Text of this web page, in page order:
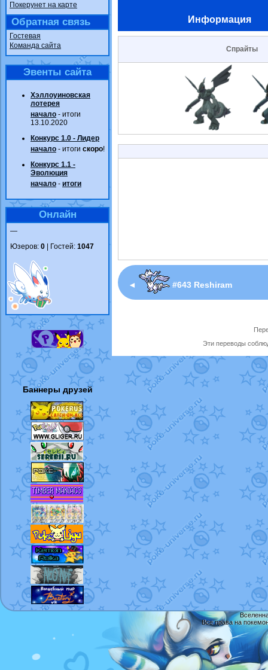
Покерунет на карте
Обратная связь
Гостевая
Команда сайта
Эвенты сайта
Хэллоуиновская
лотерея
начало - итоги
13.10.2020
Конкурс 1.0 - Лидер
начало - итоги скоро!
Конкурс 1.1 -
Эволюция
начало - итоги
Онлайн
—
Юзеров: 0 | Гостей: 1047
Баннеры друзей
Информация
Спрайты
◄ #643 Reshiram
Эти переводы
Все права на